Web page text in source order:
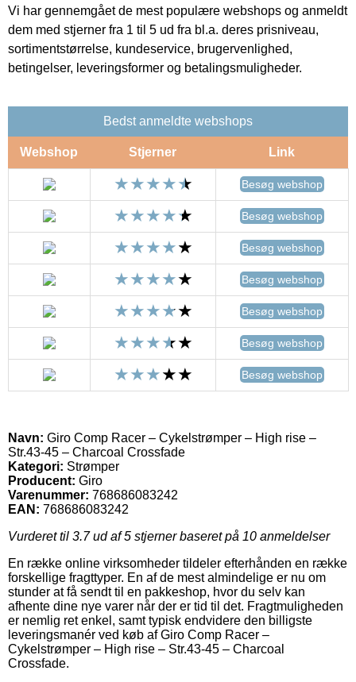
Vi har gennemgået de mest populære webshops og anmeldt
dem med stjerner fra 1 til 5 ud fra bl.a. deres prisniveau,
sortimentstørrelse, kundeservice, brugervenlighed,
betingelser, leveringsformer og betalingsmuligheder.
Bedst anmeldte webshops
Webshop Stjerner Link
Besøg webshop
Besøg webshop
Besøg webshop
Besøg webshop
Besøg webshop
Besøg webshop
Besøg webshop
Navn: Giro Comp Racer – Cykelstrømper – High rise –
Str.43-45 – Charcoal Crossfade
Kategori: Strømper
Producent: Giro
Varenummer: 768686083242
EAN: 768686083242
Vurderet til 3.7ud af 5 stjerner baseret på 10 anmeldelser
En række online virksomheder tildeler efterhånden en række
forskellige fragttyper. En af de mest almindelige er nu om
stunder at få sendt til en pakkeshop, hvor du selv kan
afhente dine nye varer når der er tid til det. Fragtmuligheden
er nemlig ret enkel, samt typisk endvidere den billigste
leveringsmanér ved køb af Giro Comp Racer –
Cykelstrømper – High rise – Str.43-45 – Charcoal
Crossfade.